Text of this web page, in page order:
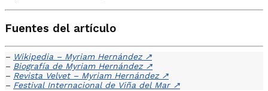
Fuentes del artículo
– Wikipedia – Myriam Hernández ↗
– Biografía de Myriam Hernández ↗
– Revista Velvet – Myriam Hernández ↗
– Festival Internacional de Viña del Mar ↗